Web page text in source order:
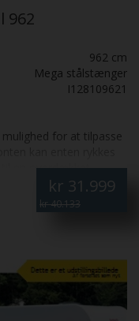
962
962 cm
Mega stålstænger
I128109621
for at tilpasse
til en overdækket
ene halvdel tilbage
kr 31.999
kr 40.133